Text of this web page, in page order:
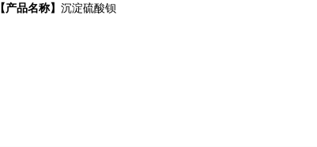
【产品名称】 沉淀硫酸钡